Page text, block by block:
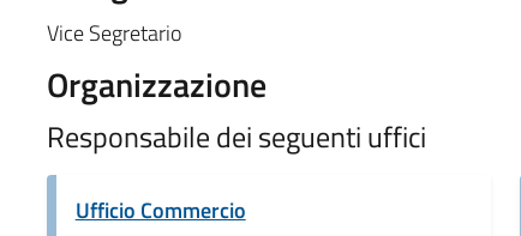
Vice Segretario
Organizzazione
Responsabile dei seguenti uffici
Ufficio Commercio